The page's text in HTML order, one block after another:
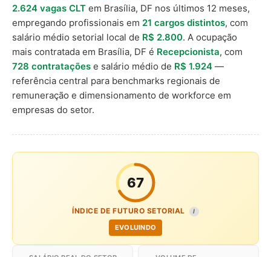
2.624 vagas CLT em Brasília, DF nos últimos 12 meses,
empregando profissionais em 21 cargos distintos, com
salário médio setorial local de R$ 2.800. A ocupação
mais contratada em Brasília, DF é Recepcionista, com
728 contratações e salário médio de R$ 1.924 —
referência central para benchmarks regionais de
remuneração e dimensionamento de workforce em
empresas do setor.
67
ÍNDICE DE FUTURO SETORIAL I
EVOLUINDO